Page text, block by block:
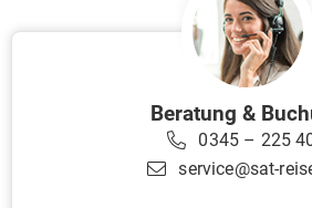
Beratung &
0345 – 225
service@sat-